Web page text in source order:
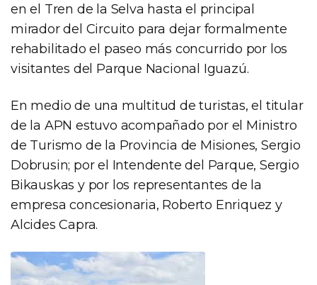
en el Tren de la Selva hasta el principal
mirador del Circuito para dejar formalmente
rehabilitado el paseo más concurrido por los
visitantes del Parque Nacional Iguazú.
En medio de una multitud de turistas, el titular
de la APN estuvo acompañado por el Ministro
de Turismo de la Provincia de Misiones, Sergio
Dobrusin; por el Intendente del Parque, Sergio
Bikauskas y por los representantes de la
empresa concesionaria, Roberto Enriquez y
Alcides Capra.